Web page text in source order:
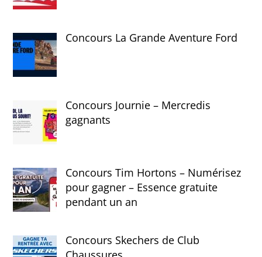
Concours La Grande Aventure Ford
Concours Journie – Mercredis
gagnants
Concours Tim Hortons – Numérisez
pour gagner – Essence gratuite
pendant un an
Concours Skechers de Club